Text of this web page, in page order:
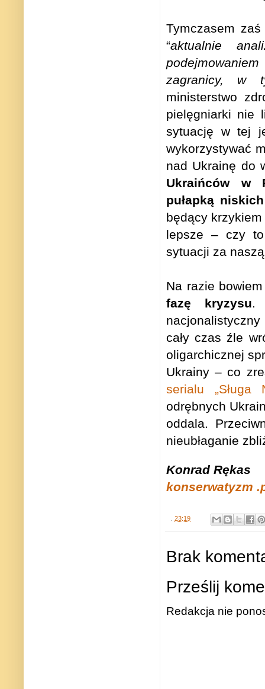
Tymczasem
“aktualnie
zagranicy, w
ministerstwo
pielęgniarki nie
sytuację w tej
wykorzystywać
nad Ukrainę do
Ukraińców w
pułapką
będący
lepsze – czy
sytuacji za
Na razie
fazę kryzysu.
cały czas źle
oligarchicznej
Ukrainy – co
serialu „Sługa
odrębnych
oddala.
nieubłaganie
Konrad Rękas
konserwatyzm
. 23:19
Brak
Prześlij
Redakcja nie